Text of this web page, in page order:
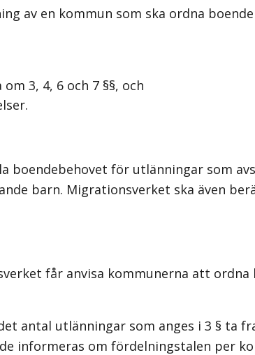
av en kommun som ska ordna
3, 4, 6 och 7 §§, och
för utlänningar som
barn. Migrationsverket ska även
får anvisa kommunerna att ordna
antal utlänningar som anges i 3 § ta
informeras om fördelningstalen per